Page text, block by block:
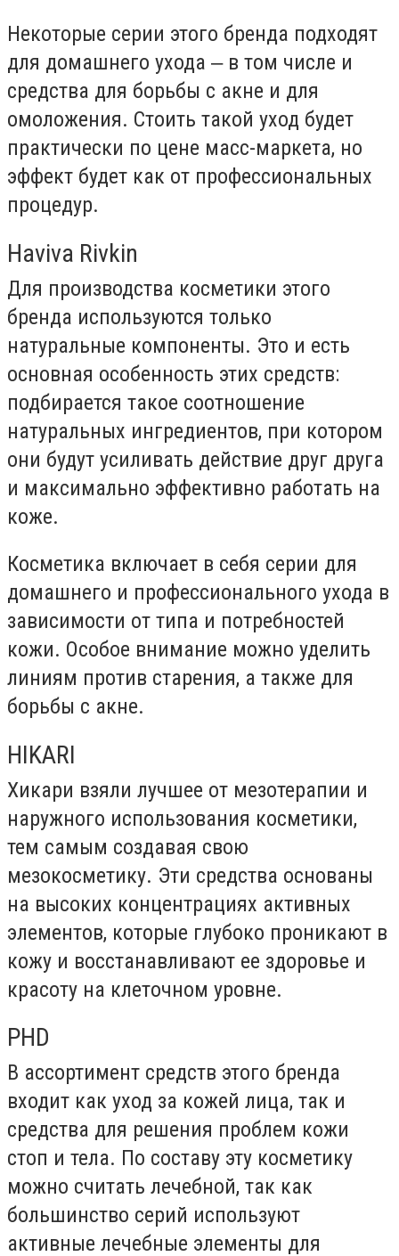
Некоторые серии этого бренда подходят
для домашнего ухода ‒ в том числе и
средства для борьбы с акне и для
омоложения. Стоить такой уход будет
практически по цене масс-маркета, но
эффект будет как от профессиональных
процедур.
Haviva Rivkin
Для производства косметики этого
бренда используются только
натуральные компоненты. Это и есть
основная особенность этих средств:
подбирается такое соотношение
натуральных ингредиентов, при котором
они будут усиливать действие друг друга
и максимально эффективно работать на
коже.
Косметика включает в себя серии для
домашнего и профессионального ухода в
зависимости от типа и потребностей
кожи. Особое внимание можно уделить
линиям против старения, а также для
борьбы с акне.
HIKARI
Хикари взяли лучшее от мезотерапии и
наружного использования косметики,
тем самым создавая свою
мезокосметику. Эти средства основаны
на высоких концентрациях активных
элементов, которые глубоко проникают в
кожу и восстанавливают ее здоровье и
красоту на клеточном уровне.
PHD
В ассортимент средств этого бренда
входит как уход за кожей лица, так и
средства для решения проблем кожи
стоп и тела. По составу эту косметику
можно считать лечебной, так как
большинство серий используют
активные лечебные элементы для